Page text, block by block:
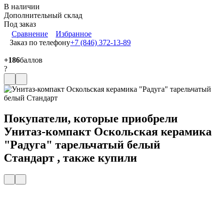
В наличии
Дополнительный склад
Под заказ
Сравнение
Избранное
Заказ по телефону+7 (846) 372-13-89
+186баллов
?
Покупатели, которые приобрели
Унитаз-компакт Оскольская керамика
"Радуга" тарельчатый белый
Стандарт , также купили